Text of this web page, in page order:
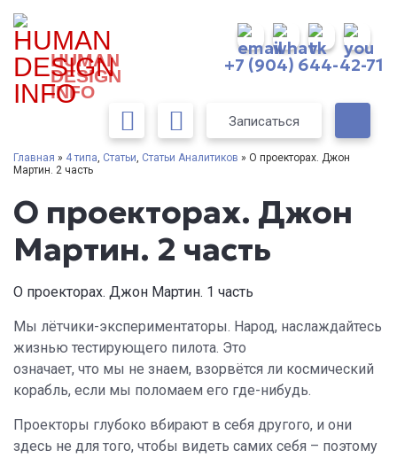
HUMAN
DESIGN
INFO
+7 (904) 644-42-71
Записаться
Главная » 4 типа, Статьи, Статьи Аналитиков » О проекторах. Джон
Мартин. 2 часть
О проекторах. Джон
Мартин. 2 часть
О проекторах. Джон Мартин. 1 часть
Мы лётчики-экспериментаторы. Народ, наслаждайтесь
жизнью тестирующего пилота. Это
означает, что мы не знаем, взорвётся ли космический
корабль, если мы поломаем его где-нибудь.
Проекторы глубоко вбирают в себя другого, и они
здесь не для того, чтобы видеть самих себя – поэтому